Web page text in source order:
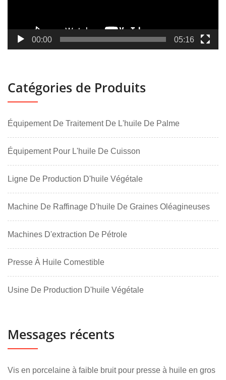
00:00 05:16
Catégories de Produits
Équipement De Traitement De L'huile De Palme
Équipement Pour L'huile De Cuisson
Ligne De Production D'huile Végétale
Machine De Raffinage D'huile De Graines Oléagineuses
Machines D'extraction De Pétrole
Presse À Huile Comestible
Usine De Production D'huile Végétale
Messages récents
Vis en porcelaine à faible bruit pour presse à huile en gros